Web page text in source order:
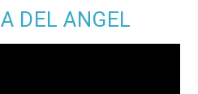
DEL ANGEL